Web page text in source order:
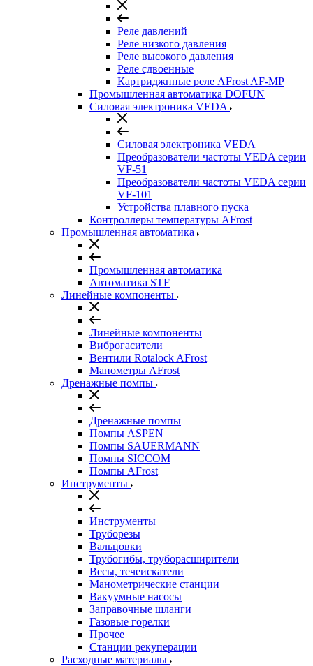
Реле давлений
Реле низкого давления
Реле высокого давления
Реле сдвоенные
Картриджнные реле AFrost AF-MP
Промышленная автоматика DOFUN
Силовая электроника VEDA
Силовая электроника VEDA
Преобразователи частоты VEDA серии
VF-51
Преобразователи частоты VEDA серии
VF-101
Устройства плавного пуска
Контроллеры температуры AFrost
Промышленная автоматика
Промышленная автоматика
Автоматика STF
Линейные компоненты
Линейные компоненты
Виброгасители
Вентили Rotalock AFrost
Манометры AFrost
Дренажные помпы
Дренажные помпы
Помпы ASPEN
Помпы SAUERMANN
Помпы SICCOM
Помпы AFrost
Инструменты
Инструменты
Труборезы
Вальцовки
Трубогибы, труборасширители
Весы, течеискатели
Манометрические станции
Вакуумные насосы
Заправочные шланги
Газовые горелки
Прочее
Станции рекуперации
Расходные материалы